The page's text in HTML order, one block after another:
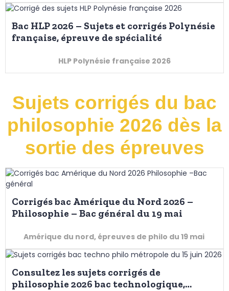
Bac HLP 2026 – Sujets et corrigés Polynésie
française, épreuve de spécialité
HLP Polynésie française 2026
Sujets corrigés du bac
philosophie 2026 dès la
sortie des épreuves
Corrigés bac Amérique du Nord 2026 –
Philosophie – Bac général du 19 mai
Amérique du nord, épreuves de philo du 19 mai
Consultez les sujets corrigés de
philosophie 2026 bac technologique,